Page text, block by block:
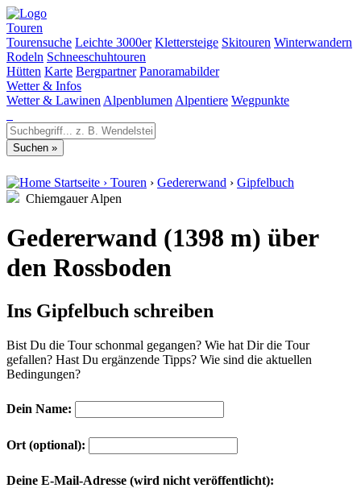
Touren
Tourensuche Leichte 3000er Klettersteige Skitouren Winterwandern
Rodeln Schneeschuhtouren
Hütten Karte Bergpartner Panoramabilder
Wetter & Infos
Wetter & Lawinen Alpenblumen Alpentiere Wegpunkte
Startseite › Touren › Gedererwand › Gipfelbuch
Chiemgauer Alpen
Gedererwand (1398 m) über
den Rossboden
Ins Gipfelbuch schreiben
Bist Du die Tour schonmal gegangen? Wie hat Dir die Tour
gefallen? Hast Du ergänzende Tipps? Wie sind die aktuellen
Bedingungen?
Dein Name:
Ort (optional):
Deine E-Mail-Adresse (wird nicht veröffentlicht):